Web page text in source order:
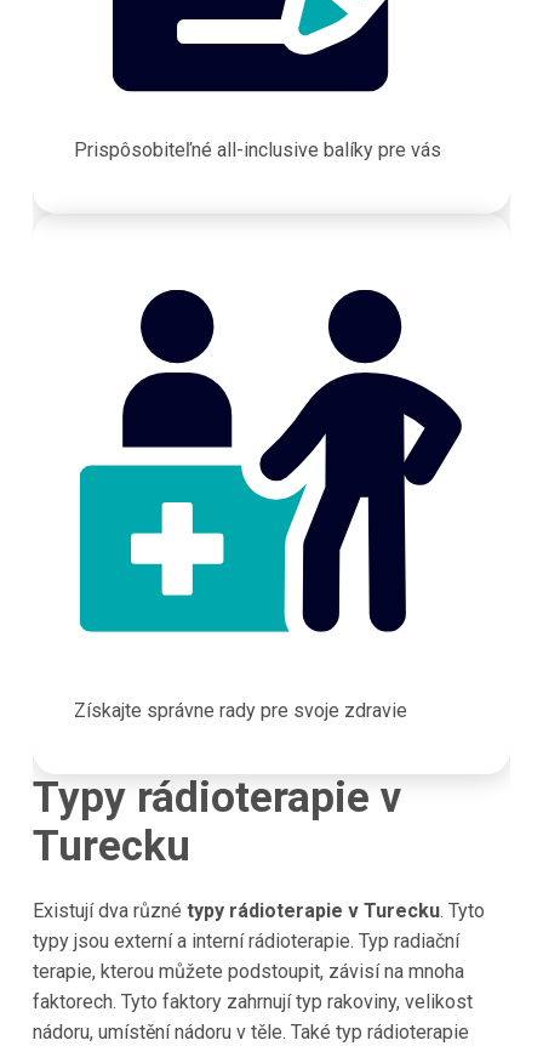
Prispôsobiteľné all-inclusive balíky pre vás
Získajte správne rady pre svoje zdravie
Typy rádioterapie v
Turecku
Existují dva různé typy rádioterapie v Turecku. Tyto
typy jsou externí a interní rádioterapie. Typ radiační
terapie, kterou můžete podstoupit, závisí na mnoha
faktorech. Tyto faktory zahrnují typ rakoviny, velikost
nádoru, umístění nádoru v těle. Také typ rádioterapie